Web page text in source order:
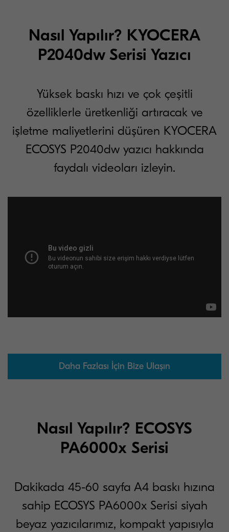
Nasıl Yapılır? KYOCERA
P2040dw Serisi Yazıcı
Yüksek baskı hızı ve çok çeşitli
özelliklerle üretkenliği artıracak ve
işletme maliyetlerini düşüren KYOCERA
ECOSYS P2040dw yazıcı hakkında
faydalı videoları izleyin.
Daha Fazlası İçin Bize Ulaşın
Nasıl Yapılır? ECOSYS
PA6000x Serisi
Dakikada 45-60 sayfa A4 baskı hızına
sahip ECOSYS PA6000x Serisi siyah
beyaz yazıcılarımız, kompakt yapısıyla